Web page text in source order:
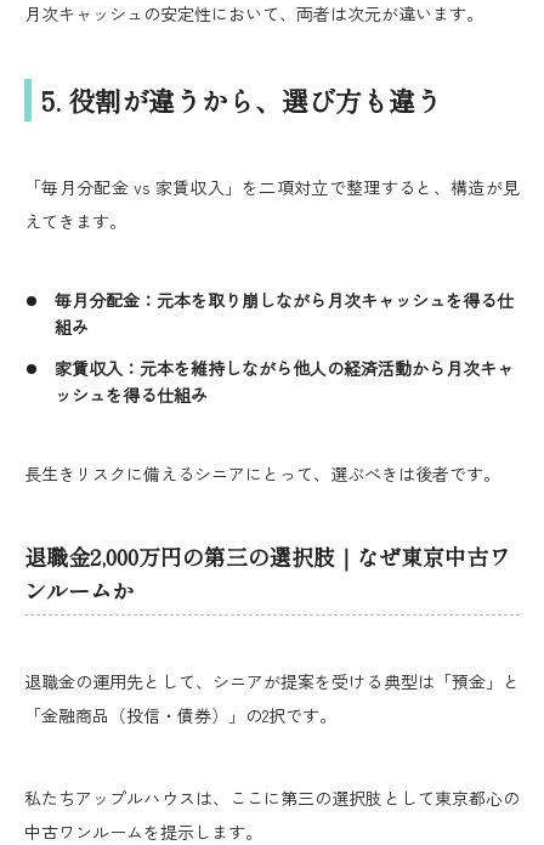
月次キャッシュの安定性において、両者は次元が違います。
5. 役割が違うから、選び方も違う
「毎月分配金 vs 家賃収入」を二項対立で整理すると、構造が見
えてきます。
毎月分配金：元本を取り崩しながら月次キャッシュを得る仕
組み
家賃収入：元本を維持しながら他人の経済活動から月次キャ
ッシュを得る仕組み
長生きリスクに備えるシニアにとって、選ぶべきは後者です。
退職金2,000万円の第三の選択肢｜なぜ東京中古ワ
ンルームか
退職金の運用先として、シニアが提案を受ける典型は「預金」と
「金融商品（投信・債券）」の2択です。
私たちアップルハウスは、ここに第三の選択肢として東京都心の
中古ワンルームを提示します。